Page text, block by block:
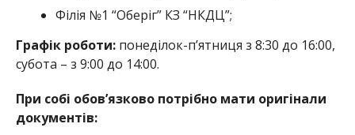
за наявності пільгових статусів, оригінали
акт обстеження пошкодженого майна;
отримання коштів.
Телефон для довідок: